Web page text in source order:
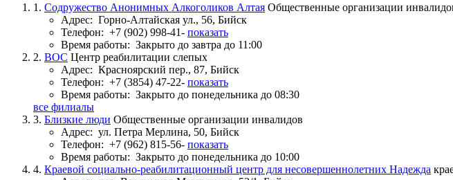
1. Содружество Анонимных Алкоголиков Алтая Общественные организации
Адрес: Горно-Алтайская ул., 56, Бийск
Телефон: +7 (902) 998-41- показать
Время работы: Закрыто до завтра до 11:00
2. ВОС Центр реабилитации слепых
Адрес: Красноярский пер., 87, Бийск
Телефон: +7 (3854) 47-22- показать
Время работы: Закрыто до понедельника до 08:30
все филиалы
3. Близкие люди Общественные организации инвалидов
Адрес: ул. Петра Мерлина, 50, Бийск
Телефон: +7 (962) 815-56- показать
Время работы: Закрыто до понедельника до 10:00
4. Краевой социально-реабилитационный центр для несовершеннолетних Надежда